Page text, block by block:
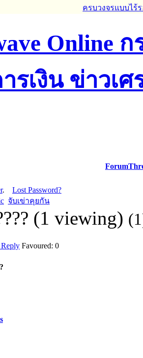
ครบวงจรแบบไร้
Forum
. Lost Password?
จับเข่าคุยกัน
(1 viewing)
Favoured: 0